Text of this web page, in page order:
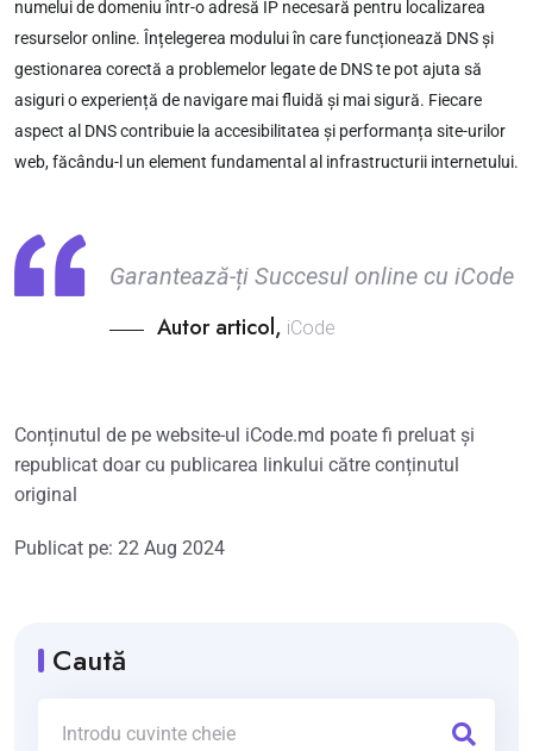
numelui de domeniu într-o adresă IP necesară pentru localizarea
resurselor online. Înțelegerea modului în care funcționează DNS și
gestionarea corectă a problemelor legate de DNS te pot ajuta să
asiguri o experiență de navigare mai fluidă și mai sigură. Fiecare
aspect al DNS contribuie la accesibilitatea și performanța site-urilor
web, făcându-l un element fundamental al infrastructurii internetului.
Garantează-ți Succesul online cu iCode
Autor articol, iCode
Conținutul de pe website-ul iCode.md poate fi preluat și
republicat doar cu publicarea linkului către conținutul
original
Publicat pe: 22 Aug 2024
Caută